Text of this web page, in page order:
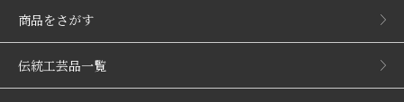
商品をさがす
伝統工芸品一覧